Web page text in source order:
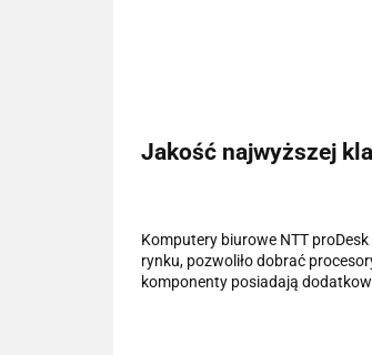
Jakość najwyższej
Komputery biurowe NTT
rynku, pozwoliło dobrać
komponenty posiadają